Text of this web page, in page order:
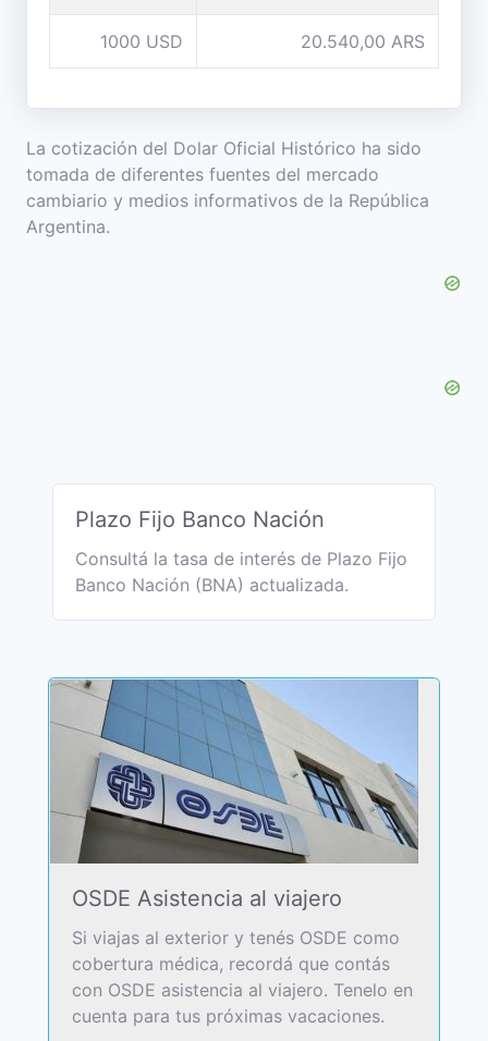
1000 USD 20.540,00 ARS
La cotización del Dolar Oficial Histórico ha sido
tomada de diferentes fuentes del mercado
cambiario y medios informativos de la República
Argentina.
Plazo Fijo Banco Nación
Consultá la tasa de interés de Plazo Fijo
Banco Nación (BNA) actualizada.
OSDE Asistencia al viajero
Si viajas al exterior y tenés OSDE como
cobertura médica, recordá que contás
con OSDE asistencia al viajero. Tenelo en
cuenta para tus próximas vacaciones.